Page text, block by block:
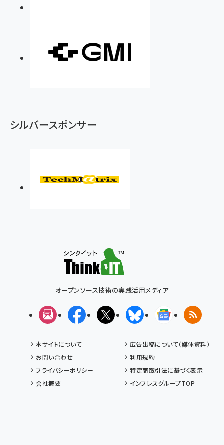
シルバースポンサー
オープンソース技術の実践活用メディア
メルマガFacebookX(エックス)BlueskyGoogleニュ
RSS
本サイトについて
広告出稿について（媒体資料）
お問い合わせ
利用規約
プライバシーポリシー
特定商取引法に基づく表示
会社概要
インプレスグループTOP